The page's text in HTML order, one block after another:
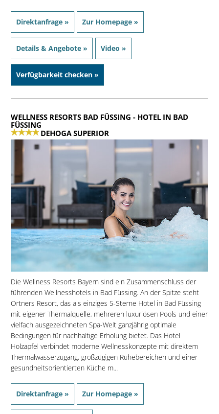
Direktanfrage » Zur Homepage »
Details & Angebote » Video »
Verfügbarkeit checken »
WELLNESS RESORTS BAD FÜSSING - HOTEL IN BAD
FÜSSING
DEHOGA SUPERIOR
Die Wellness Resorts Bayern sind ein Zusammenschluss der
führenden Wellnesshotels in Bad Füssing. An der Spitze steht
Ortners Resort, das als einziges 5-Sterne Hotel in Bad Füssing
mit eigener Thermalquelle, mehreren luxuriösen Pools und einer
vielfach ausgezeichneten Spa-Welt ganzjährig optimale
Bedingungen für nachhaltige Erholung bietet. Das Hotel
Holzapfel verbindet moderne Wellnesskonzepte mit direktem
Thermalwasserzugang, großzügigen Ruhebereichen und einer
gesundheitsorientierten Küche m...
Direktanfrage » Zur Homepage »